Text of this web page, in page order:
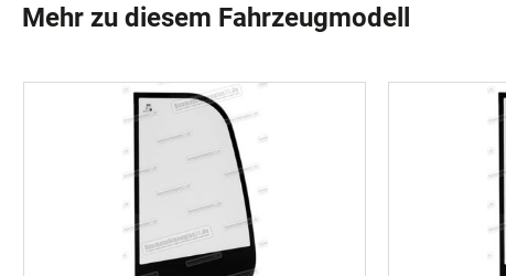
Mehr zu diesem Fahrzeugmodell